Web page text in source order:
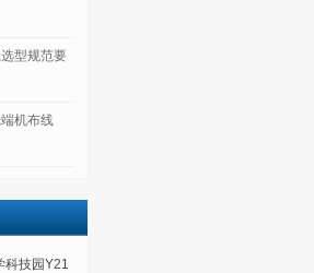
型规范要
机布线
科技园Y21